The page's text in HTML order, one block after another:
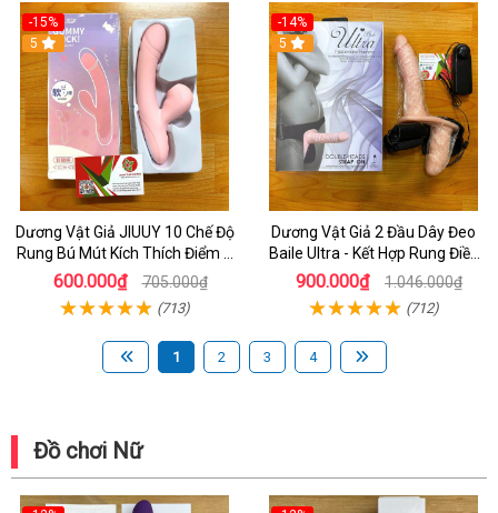
-15%
5
Dương Vật Giả JIUUY 10 Chế Độ
Rung Bú Mút Kích Thích Điểm G
Cho Nữ
600.000₫ 705.000₫
(713)
-14%
5
Dương Vật Giả 2 Đầu Dây Đeo
Baile Ultra - Kết Hợp Rung Điều
Khiển - Đồ Chơi Dành Cho les
900.000₫ 1.046.000₫
(712)
1 2 3 4
Đồ chơi Nữ